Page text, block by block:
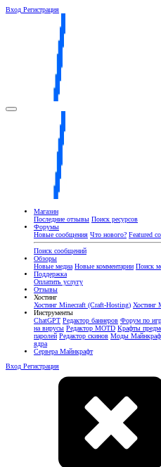
Вход Регистрация
Магазин
Последние отзывы Поиск ресурсов
Форумы
Новые сообщения Что нового? Featured
Поиск сообщений
Обзоры
Новые медиа Новые комментарии Поиск
Поддержка
Оплатить услугу
Отзывы
Хостинг
Хостинг Minecraft (Craft-Hosting) Хостинг
Инструменты
ChatGPT Редактор баннеров Форум по
на вирусы Редактор MOTD Крафты
паролей Редактор скинов Моды
ядра
Сервера Майнкрафт
Вход Регистрация